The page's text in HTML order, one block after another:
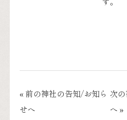
« 前の神社の告知/お知ら
せへ
次
へ »